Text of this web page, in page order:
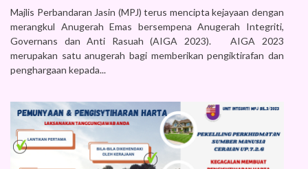
Majlis Perbandaran Jasin (MPJ) terus mencipta kejayaan dengan
merangkul Anugerah Emas bersempena Anugerah Integriti,
Governans dan Anti Rasuah (AIGA 2023). AIGA 2023
merupakan satu anugerah bagi memberikan pengiktirafan dan
penghargaan kepada...